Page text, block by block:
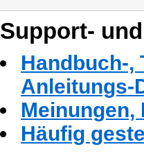
Support-
Handbuch-,
Anleitungs-
Häufig